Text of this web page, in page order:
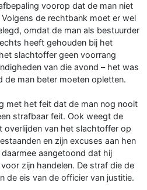
voorop dat de man niet
de rechtbank moet er wel
omdat de man als bestuurder
heeft gehouden bij het
slachtoffer geen voorrang
van die avond – het was
de man beter moeten opletten.
met het feit dat de man nog nooit
strafbaar feit. Ook weegt de
overlijden van het slachtoffer op
en zijn excuses aan hen
aangetoond dat hij
zijn handelen. De straf die de
de eis van de officier van justitie.